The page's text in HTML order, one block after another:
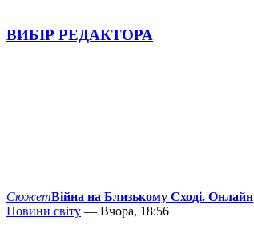
ВИБІР РЕДАКТОРА
СюжетВійна на Близькому Сході. Онлайн
Новини світу — Вчора, 18:56